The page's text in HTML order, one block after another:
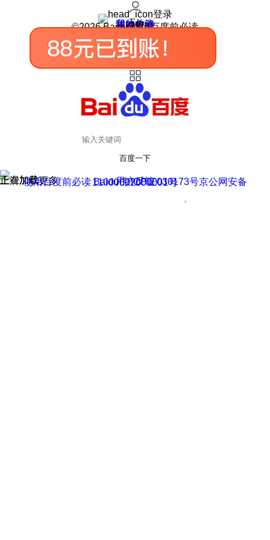
登录
我的关注
我的收藏
皮肤中心
用户反馈
设置
©2026 Baidu 使用百度前必读
百度一下
正在加载
上滑加载更多 用户反馈
使用百度前必读 Baidu 京ICP证030173号
京公网安备11000002000001号